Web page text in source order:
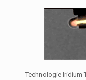
Technologie Iridium